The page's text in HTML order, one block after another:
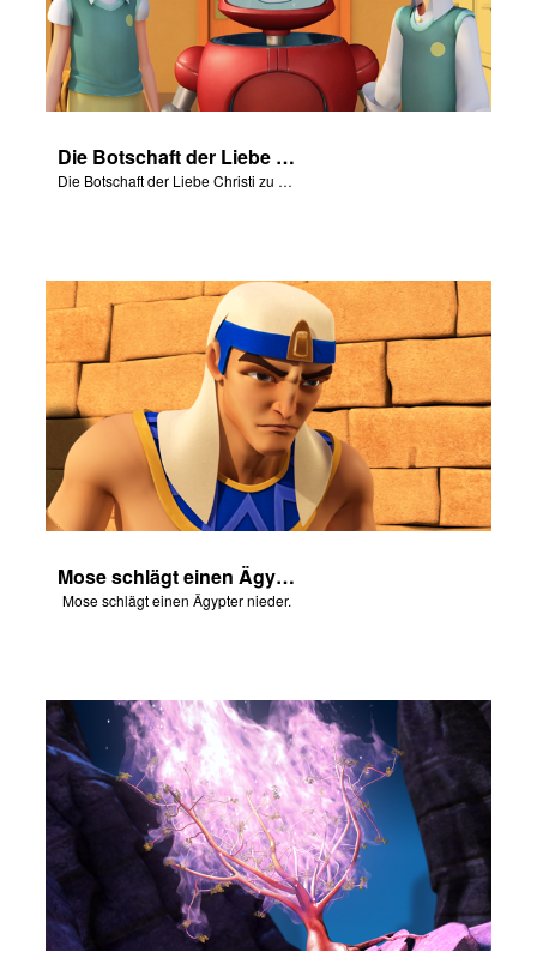
Die Botschaft der Liebe Christi zu uns anhand von „Lass mein Volk ziehen“
Die Botschaft der Liebe Christi zu uns anhand von „Lass mein Volk ziehen“
Mose schlägt einen Ägypter nieder.
Mose schlägt einen Ägypter nieder.